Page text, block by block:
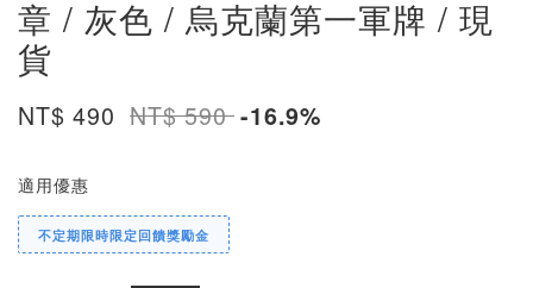
章 / 灰色 / 烏克蘭第一軍牌 / 現
貨
NT$ 490 NT$ 590-16.9%
適用優惠
不定期限時限定回饋獎勵金